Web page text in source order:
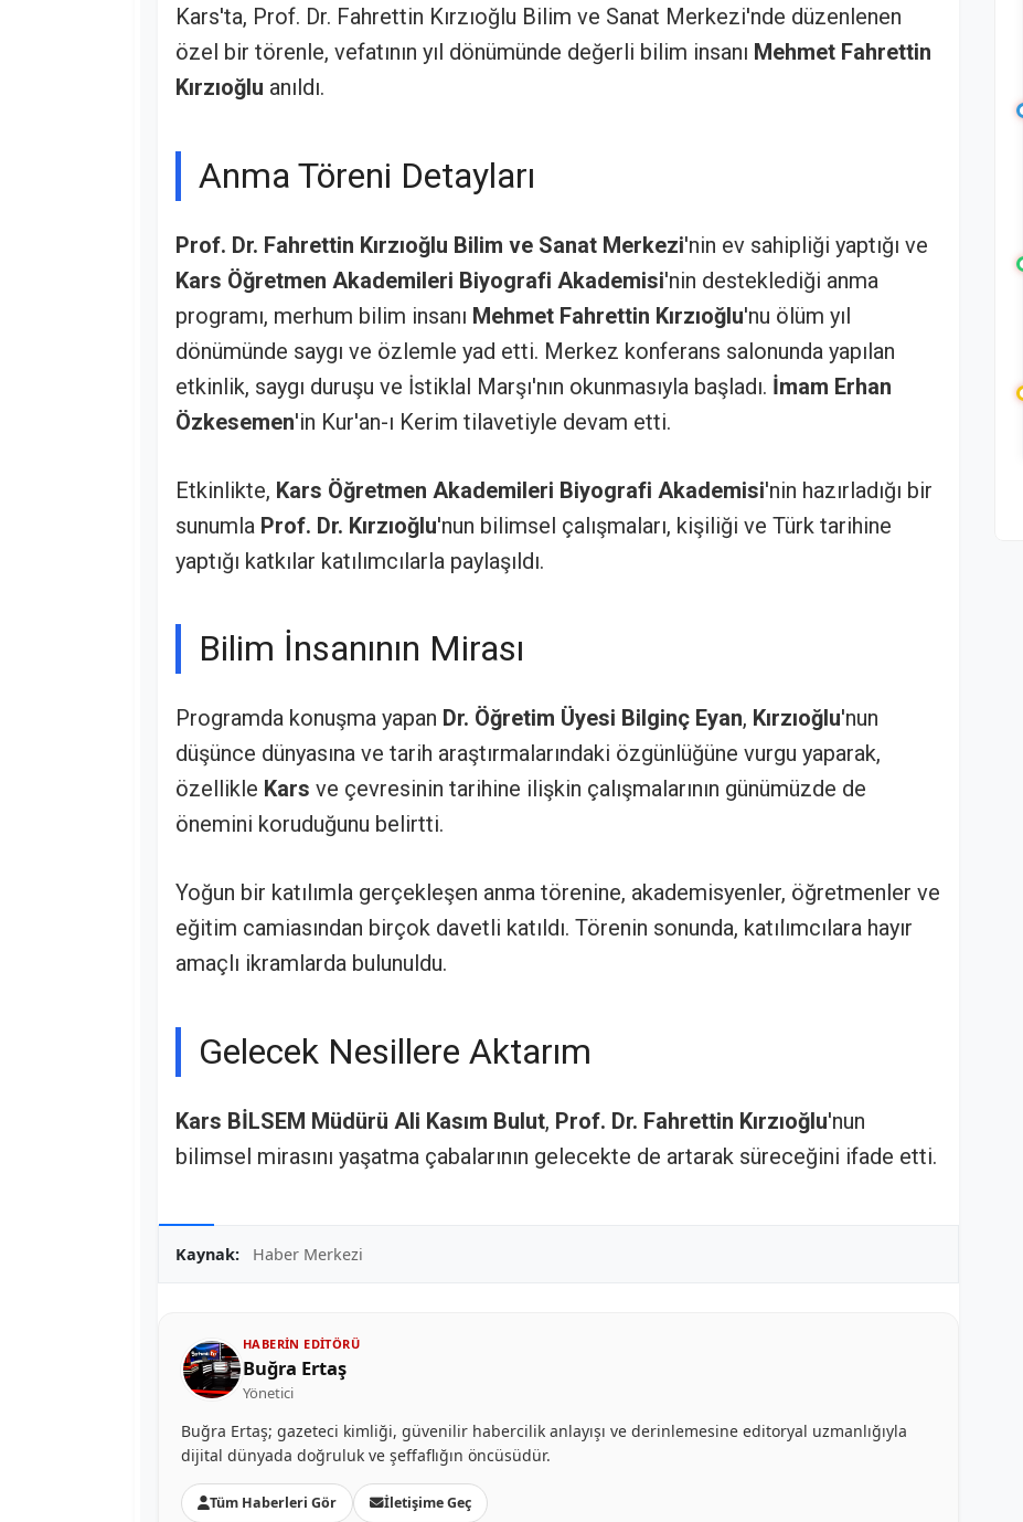
Kars'ta, Prof. Dr. Fahrettin Kırzıoğlu Bilim ve Sanat Merkezi'nde düzenlenen
özel bir törenle, vefatının yıl dönümünde değerli bilim insanı Mehmet Fahrettin
Kırzıoğlu anıldı.
Anma Töreni Detayları
Prof. Dr. Fahrettin Kırzıoğlu Bilim ve Sanat Merkezi'nin ev sahipliği yaptığı ve
Kars Öğretmen Akademileri Biyografi Akademisi'nin desteklediği anma
programı, merhum bilim insanı Mehmet Fahrettin Kırzıoğlu'nu ölüm yıl
dönümünde saygı ve özlemle yad etti. Merkez konferans salonunda yapılan
etkinlik, saygı duruşu ve İstiklal Marşı'nın okunmasıyla başladı. İmam Erhan
Özkesemen'in Kur'an-ı Kerim tilavetiyle devam etti.
Etkinlikte, Kars Öğretmen Akademileri Biyografi Akademisi'nin hazırladığı bir
sunumla Prof. Dr. Kırzıoğlu'nun bilimsel çalışmaları, kişiliği ve Türk tarihine
yaptığı katkılar katılımcılarla paylaşıldı.
Bilim İnsanının Mirası
Programda konuşma yapan Dr. Öğretim Üyesi Bilginç Eyan, Kırzıoğlu'nun
düşünce dünyasına ve tarih araştırmalarındaki özgünlüğüne vurgu yaparak,
özellikle Kars ve çevresinin tarihine ilişkin çalışmalarının günümüzde de
önemini koruduğunu belirtti.
Yoğun bir katılımla gerçekleşen anma törenine, akademisyenler, öğretmenler ve
eğitim camiasından birçok davetli katıldı. Törenin sonunda, katılımcılara hayır
amaçlı ikramlarda bulunuldu.
Gelecek Nesillere Aktarım
Kars BİLSEM Müdürü Ali Kasım Bulut, Prof. Dr. Fahrettin Kırzıoğlu'nun
bilimsel mirasını yaşatma çabalarının gelecekte de artarak süreceğini ifade etti.
Kaynak: Haber Merkezi
HABERIN EDITÖRÜ
Buğra Ertaş
Yönetici
Buğra Ertaş; gazeteci kimliği, güvenilir habercilik anlayışı ve derinlemesine editoryal uzmanlığıyla
dijital dünyada doğruluk ve şeffaflığın öncüsüdür.
Tüm Haberleri Gör İletişime Geç